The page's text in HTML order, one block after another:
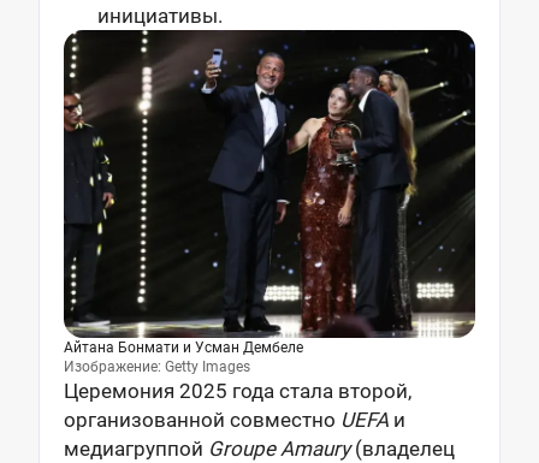
инициативы.
Айтана Бонмати и Усман Дембеле
Изображение: Getty Images
Церемония 2025 года стала второй,
организованной совместно UEFA и
медиагруппой Groupe Amaury(владелец